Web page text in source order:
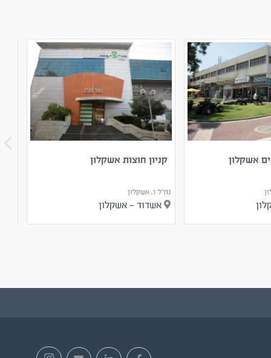
אשקלון קניון חוצות אשקלון
נח"ל 1, אשקלון
אשדוד - אשקלון